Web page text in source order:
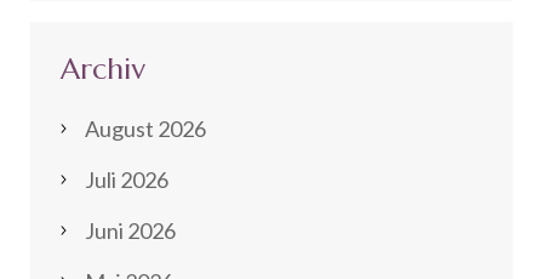
Archiv
August 2026
Juli 2026
Juni 2026